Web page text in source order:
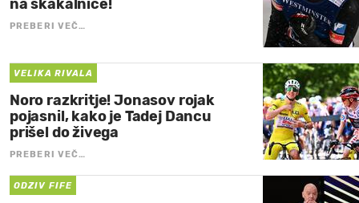
na skakalnice!
PREBERI VEČ…
VELIKA RIVALA
Noro razkritje! Jonasov rojak
pojasnil, kako je Tadej Dancu
prišel do živega
PREBERI VEČ…
ODZIV FIFE